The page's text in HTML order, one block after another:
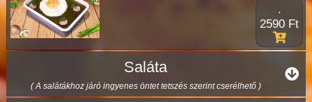
.
2590 Ft
Saláta
( A salátákhoz járó ingyenes öntet tetszés szerint cserélhető )